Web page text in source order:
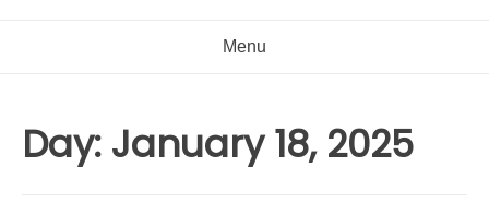
Menu
Day: January 18, 2025